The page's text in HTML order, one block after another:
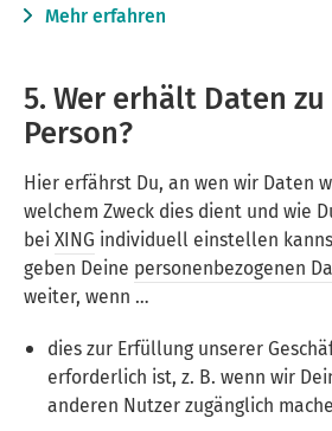
Mehr erfahren
5. Wer erhält Daten
Person?
Hier erfährst Du, an wen wir Daten
welchem Zweck dies dient und wie
beiXING individuell einstellen
geben Deine personenbezogenen
weiter, wenn …
dies zur Erfüllung unserer
erforderlich ist, z. B. wenn wir
anderen Nutzer zugänglich